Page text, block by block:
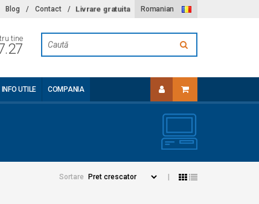
Romanian
Blog / Contact / Livrare gratuita
tine
INFO UTILE COMPANIA
|
Sortare